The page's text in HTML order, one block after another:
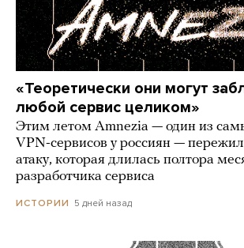
«Теоретически они могут
любой сервис целиком»
Этим летом Amnezia — один из
VPN-сервисов у россиян —
атаку, которая длилась полтора
разработчика сервиса
ИСТОРИИ 5 дней назад